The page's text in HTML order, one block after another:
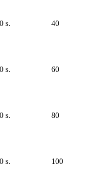
s. 40
s. 60
s. 80
s. 100